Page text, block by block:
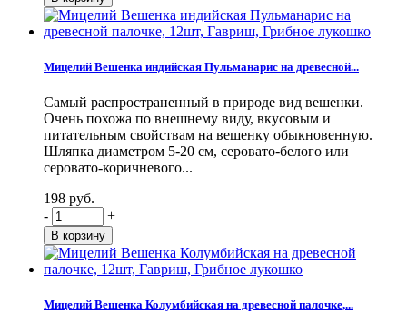
Мицелий Вешенка индийская Пульманарис на древесной...
Самый распространенный в природе вид вешенки.
Очень похожа по внешнему виду, вкусовым и
питательным свойствам на вешенку обыкновенную.
Шляпка диаметром 5-20 см, серовато-белого или
серовато-коричневого...
198 руб.
-
+
Мицелий Вешенка Колумбийская на древесной палочке,...